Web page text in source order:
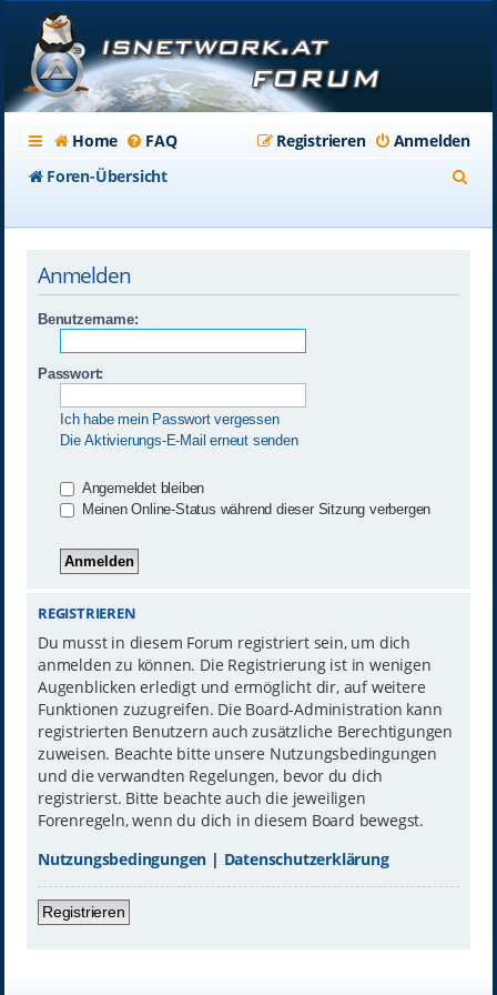
Home FAQ Anmelden
Registrieren
Foren-Übersicht
Anmelden
Benutzername:
Passwort:
Ich habe mein Passwort vergessen
Die Aktivierungs-E-Mail erneut senden
Angemeldet bleiben
Meinen Online-Status während dieser Sitzung verbergen
REGISTRIEREN
Du musst in diesem Forum registriert sein, um dich
anmelden zu können. Die Registrierung ist in wenigen
Augenblicken erledigt und ermöglicht dir, auf weitere
Funktionen zuzugreifen. Die Board-Administration kann
registrierten Benutzern auch zusätzliche Berechtigungen
zuweisen. Beachte bitte unsere Nutzungsbedingungen
und die verwandten Regelungen, bevor du dich
registrierst. Bitte beachte auch die jeweiligen
Forenregeln, wenn du dich in diesem Board bewegst.
Nutzungsbedingungen | Datenschutzerklärung
Registrieren